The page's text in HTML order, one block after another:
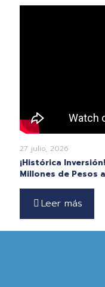
27 julio, 2026
¡Histórica
Millones de Pesos
Leer más